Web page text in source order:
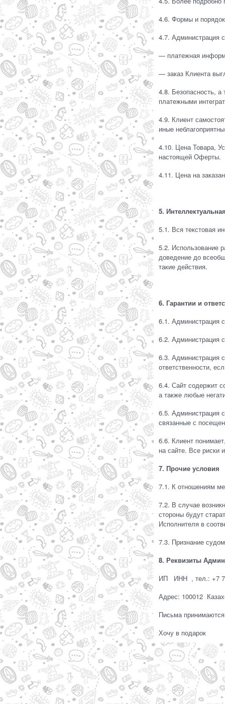
4.6. Формы и
4.7. Администрация
— платежная
— заказ Клиента
4.8. Безопасность,
платежными
4.9. Клиент
иные
4.10. Цена Товара,
настоящей Оферты.
4.11. Цена на
5.
5.1. Вся текстовая
5.2. Использование
доведение до
такие действия.
6. Гарантии и
6.1. Администрация
6.2. Администрация
6.3. Администрация
ответственности,
6.4. Сайт содержит
а также любые
6.5. Администрация
связанные с
6.6. Клиент
на сайте. Все риски
7. Прочие условия
7.1. К отношениям
7.2. В случае
стороны будут
Исполнителя в
7.3. Признание
8. Реквизиты
ИП ИНН , тел.: +7
Адрес: 100012
Письма
Хочу в подарок